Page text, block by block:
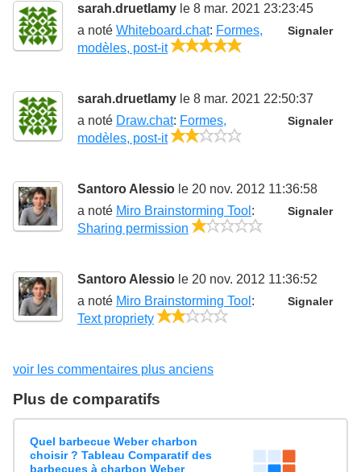
sarah.druetlamy le 8 mar. 2021 23:23:45
Signaler
a noté Whiteboard.chat: Formes,
modèles, post-it
sarah.druetlamy le 8 mar. 2021 22:50:37
Signaler
a noté Draw.chat: Formes,
modèles, post-it
Santoro Alessio le 20 nov. 2012 11:36:58
Signaler
a noté Miro Brainstorming Tool :
Sharing permission
Santoro Alessio le 20 nov. 2012 11:36:52
Signaler
a noté Miro Brainstorming Tool :
Text propriety
voir les commentaires plus anciens
Plus de comparatifs
Quel barbecue Weber charbon
choisir ? Tableau Comparatif des
barbecues à charbon Weber